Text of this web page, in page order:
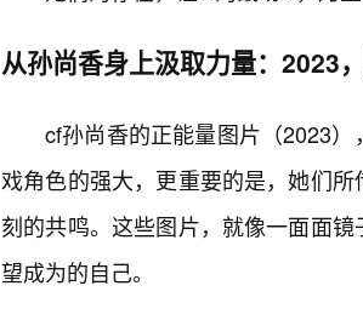
从孙尚香身上汲取力量：2023
cf孙尚香的正能量图片（2023
戏角色的强大，更重要的是，她们
刻的共鸣。这些图片，就像一面面
望成为的自己。